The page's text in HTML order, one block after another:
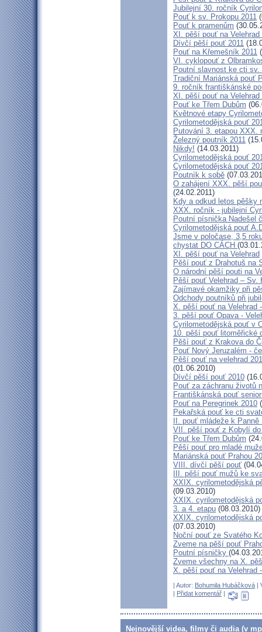
Jubilejní 30. ročník
Pouť k sv. Prokopu 2011
Pouť k pramenům
XI. pěší pouť na Velehrad
Dívčí pěší pouť 2011
Pouť na Křemešník 2011
VI. cyklopouť z
Poutní slavnost ke cti sv.
Tradiční Mariánská pouť
9. ročník františkánské
XI. pěší pouť na
Pouť ke Třem Dubům
Květnové etapy
Cyrilometodějská pouť
Putování 3. etapou XXX.
Železný poutník 2011
Nikdy! (14.03.2011)
Cyrilometodějská pouť
Cyrilometodějská pouť
Poutník k sobě
O zahájení XXX. pěší
(24.02.2011)
Kdy a odkud letos pěšky
XXX. ročník - jubilejní
Poutní písnička Nadešel
Cyrilometodějská pouť
Jsme v poločase, 3,5
chystat DO CÁCH
XI. pěší pouť na Velehrad
Pěší pouť z Drahotuš na
O národní pěší pouti na
Pěší pouť Velehrad – Sv.
Zajímavé okamžiky při
Odchody poutníků při
X. pěší pouť na Velehrad
3. pěší pouť Opava -
Cyrilometodějská pouť v
10. pěší pouť litoměřické
Pěší pouť z Krakova do
Pouť Nový Jeruzalém -
Pěší pouť na velehrad
(01.06.2010)
Dívčí pěší pouť 2010
Pouť za záchranu životů
Františkánská pouť
Pouť na Peregrinek 2010
Pekařská pouť ke cti
II. pouť mládeže k
VII. pěší pouť z Kobylí
Pouť ke Třem Dubům
Pěší pouť pro mladé
Mariánská pouť Prahou
VIII. dívčí pěší pouť
III. pěší pouť mužů ke
XXIX. cyrilometodějská
(09.03.2010)
XXIX. cyrilometodějská
3. a 4. etapu (08.03.2010)
XXIX. cyrilometodějská
(07.03.2010)
Noční pouť ze Svatého
Zveme na pěší pouť
Poutní písničky
Zveme všechny na X.
X. pěší pouť na Velehrad
| Autor: Bohumila Hubáčková |
| Přidat komentář |
Nejnovější videa, filmy či audia (v